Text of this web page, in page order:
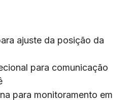
ajuste da posição da
para comunicação
para monitoramento em